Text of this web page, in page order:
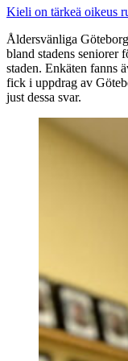
Kieli on tärkeä oikeus
Åldersvänliga
bland stadens seniorer
staden. Enkäten fanns
fick i uppdrag av
just dessa svar.